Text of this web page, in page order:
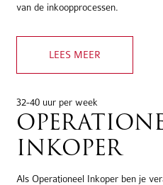
van de inkoopprocessen.
LEES MEER
32-40 uur per week
INKOPER
Als Operationeel Inkoper ben je